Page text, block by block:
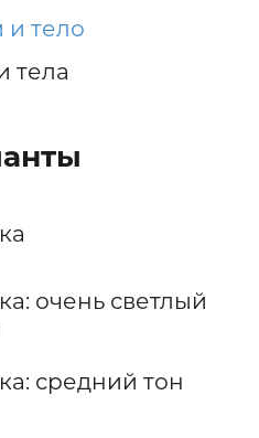
тело
тела
очень светлый
средний тон